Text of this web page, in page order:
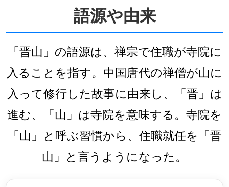
語源や由来
「晋山」の語源は、禅宗で住職が寺院に
入ることを指す。中国唐代の禅僧が山に
入って修行した故事に由来し、「晋」は
進む、「山」は寺院を意味する。寺院を
「山」と呼ぶ習慣から、住職就任を「晋
山」と言うようになった。